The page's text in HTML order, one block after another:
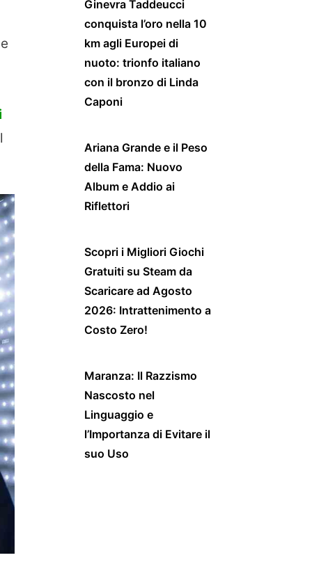
Ginevra Taddeucci
conquista l’oro nella 10
km agli Europei di
nuoto: trionfo italiano
con il bronzo di Linda
Caponi
Ariana Grande e il Peso
della Fama: Nuovo
Album e Addio ai
Riflettori
Scopri i Migliori Giochi
Gratuiti su Steam da
Scaricare ad Agosto
2026: Intrattenimento a
Costo Zero!
Maranza: Il Razzismo
Nascosto nel
Linguaggio e
l’Importanza di Evitare il
suo Uso